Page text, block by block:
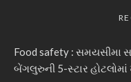
Food safety : સમયસીમા
બેંગલુરુની 5-સ્ટાર હોટલોમાં